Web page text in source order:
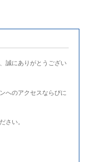
誠にありがとうござい
へのアクセスならびに
さい。